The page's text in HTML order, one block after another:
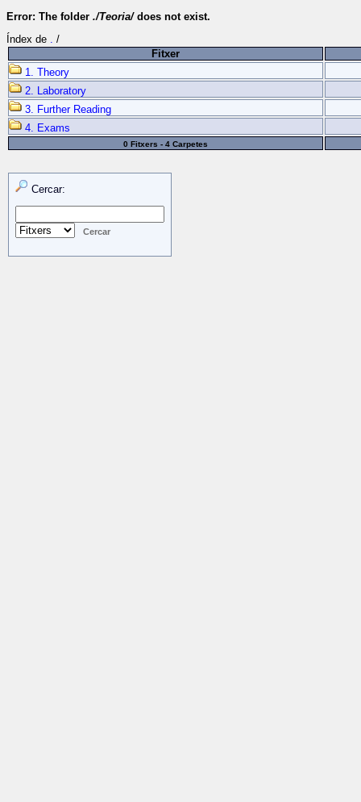
Error: The folder ./Teoria/does not exist.
Índex de . /
Fitxer
1. Theory
2. Laboratory
3. Further Reading
4. Exams
0 Fitxers - 4 Carpetes
Cercar: